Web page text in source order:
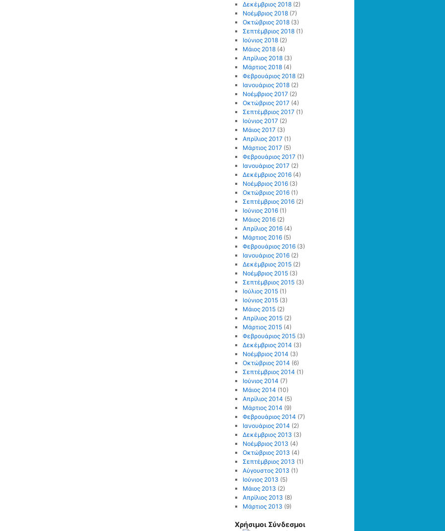
Δεκέμβριος 2018(2)
Νοέμβριος 2018(7)
Οκτώβριος 2018(3)
Σεπτέμβριος 2018(1)
Ιούνιος 2018(2)
Μάιος 2018(4)
Απρίλιος 2018(3)
Μάρτιος 2018(4)
Φεβρουάριος 2018(2)
Ιανουάριος 2018(2)
Νοέμβριος 2017(2)
Οκτώβριος 2017(4)
Σεπτέμβριος 2017(1)
Ιούνιος 2017(2)
Μάιος 2017(3)
Απρίλιος 2017(1)
Μάρτιος 2017(5)
Φεβρουάριος 2017(1)
Ιανουάριος 2017(2)
Δεκέμβριος 2016(4)
Νοέμβριος 2016(3)
Οκτώβριος 2016(1)
Σεπτέμβριος 2016(2)
Ιούνιος 2016(1)
Μάιος 2016(2)
Απρίλιος 2016(4)
Μάρτιος 2016(5)
Φεβρουάριος 2016(3)
Ιανουάριος 2016(2)
Δεκέμβριος 2015(2)
Νοέμβριος 2015(3)
Σεπτέμβριος 2015(3)
Ιούλιος 2015(1)
Ιούνιος 2015(3)
Μάιος 2015(2)
Απρίλιος 2015(2)
Μάρτιος 2015(4)
Φεβρουάριος 2015(3)
Δεκέμβριος 2014 (3)
Νοέμβριος 2014 (3)
Οκτώβριος 2014 (6)
Σεπτέμβριος 2014 (1)
Ιούνιος 2014 (7)
Μάιος 2014 (10)
Απρίλιος 2014 (5)
Μάρτιος 2014 (9)
Φεβρουάριος 2014 (7)
Ιανουάριος 2014 (2)
Δεκέμβριος 2013 (3)
Νοέμβριος 2013 (4)
Οκτώβριος 2013 (4)
Σεπτέμβριος 2013 (1)
Αύγουστος 2013 (1)
Ιούνιος 2013 (5)
Μάιος 2013 (2)
Απρίλιος 2013 (8)
Μάρτιος 2013 (9)
Χρήσιμοι Σύνδεσμοι